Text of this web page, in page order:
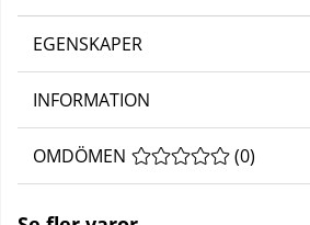
EGENSKAPER
INFORMATION
OMDÖMEN MEDELBETYG 0 AV 5
(0)